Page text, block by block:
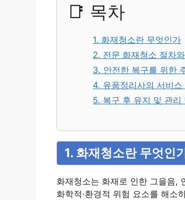
📑 목차
1. 화재청소란 무엇인가
2. 전문 화재청소 절차
3. 안전한 복구를 위한
4. 유품정리사의 서비스
5. 복구 후 유지 및 관리
1. 화재청소란 무엇인
화재청소는 화재로 인한 그을음,
화학적·환경적 위험 요소를 해소